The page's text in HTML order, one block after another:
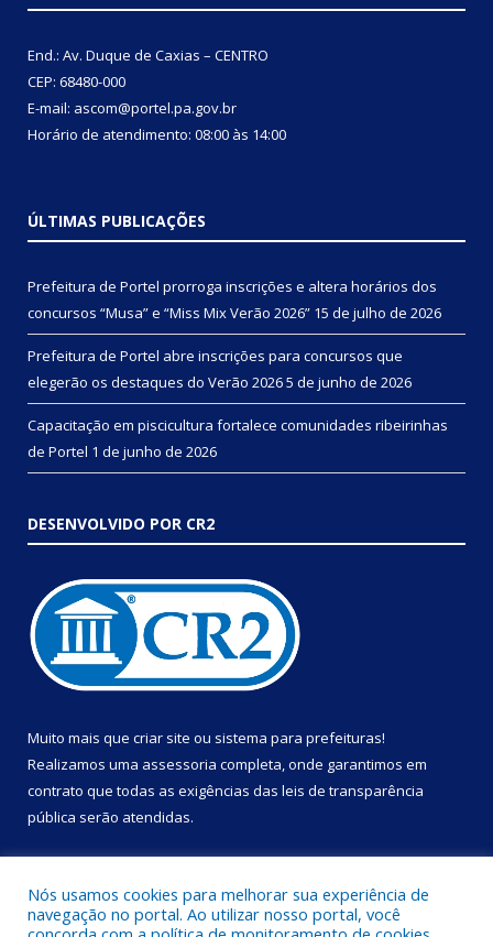
End.: Av. Duque de Caxias – CENTRO
CEP: 68480-000
E-mail: ascom@portel.pa.gov.br
Horário de atendimento: 08:00 às 14:00
ÚLTIMAS PUBLICAÇÕES
Prefeitura de Portel prorroga inscrições e altera horários dos
concursos “Musa” e “Miss Mix Verão 2026” 15 de julho de 2026
Prefeitura de Portel abre inscrições para concursos que
elegerão os destaques do Verão 20265 de junho de 2026
Capacitação em piscicultura fortalece comunidades ribeirinhas
de Portel 1 de junho de 2026
DESENVOLVIDO POR CR2
Muito mais que criar site ou sistema para prefeituras!
Realizamos uma assessoria completa, onde garantimos em
contrato que todas as exigências das leis de transparência
pública serão atendidas.
Nós usamos cookies para melhorar sua experiência de
navegação no portal. Ao utilizar nosso portal, você